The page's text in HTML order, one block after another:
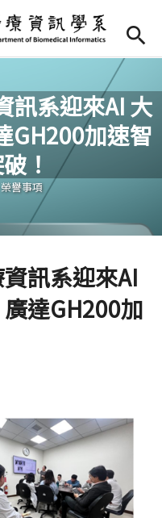
)
)
)
)
訊系迎來AI 大
GH200加速智
！
榮譽事項
訊系迎來AI
達GH200加